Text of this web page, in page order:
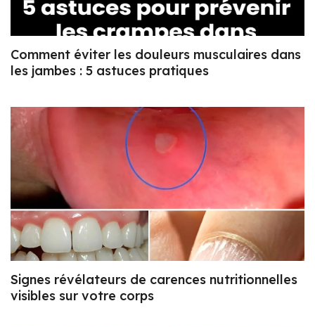
Comment éviter les douleurs musculaires dans
les jambes : 5 astuces pratiques
Signes révélateurs de carences nutritionnelles
visibles sur votre corps